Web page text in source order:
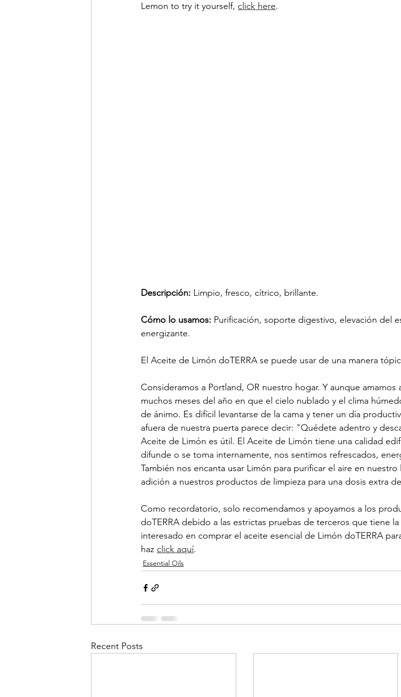
Lemon to try it yourself, click here.
Descripción: Limpio, fresco, cítrico, brillante.
Cómo lo usamos: Purificación, soporte digestivo, elevación del
energizante.
El Aceite de Limón doTERRA se puede usar de una manera
Consideramos a Portland, OR nuestro hogar. Y aunque amamos
muchos meses del año en que el cielo nublado y el clima
de ánimo. Es difícil levantarse de la cama y tener un día
afuera de nuestra puerta parece decir: "Quédete adentro y
Aceite de Limón es útil. El Aceite de Limón tiene una calidad
difunde o se toma internamente, nos sentimos refrescados,
También nos encanta usar Limón para purificar el aire en nuestro
adición a nuestros productos de limpieza para una dosis extra
Como recordatorio, solo recomendamos y apoyamos a los
doTERRA debido a las estrictas pruebas de terceros que tiene la
interesado en comprar el aceite esencial de Limón doTERRA
haz click aquí.
Essential Oils
Recent Posts